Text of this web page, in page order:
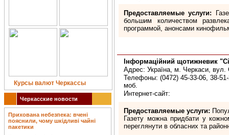
Курсы валют Черкассы
Черкасские новости
Прихована небезпека: вчені
пояснили, чому шкідливі чайні
пакетики
Предоставляемые услуги:
большим количеством
программой, анонсами
Інформаційний щотижневик
Адрес: Україна, м. Черкаси, вул.
Телефоны: (0472) 45-33-06, 38-
моб.
Интернет-сайт:
Предоставляемые услуги:
Газету можна придбати у
переглянути в обласних та